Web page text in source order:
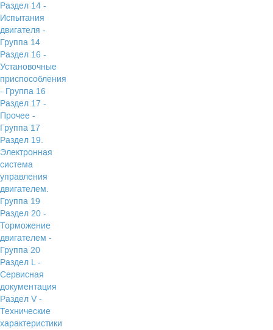
Раздел 14 -
Испытания
двигателя -
Группа 14
Раздел 16 -
Установочные
приспособления
- Группа 16
Раздел 17 -
Прочее -
Группа 17
Раздел 19.
Электронная
система
управления
двигателем.
Группа 19
Раздел 20 -
Торможение
двигателем -
Группа 20
Раздел L -
Сервисная
документация
Раздел V -
Технические
характеристики